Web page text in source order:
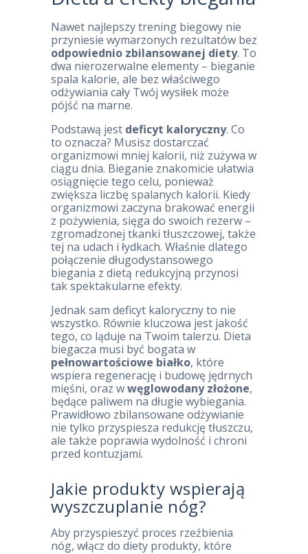
Nawet najlepszy trening biegowy nie
przyniesie wymarzonych rezultatów bez
odpowiednio zbilansowanej diety. To
dwa nierozerwalne elementy – bieganie
spala kalorie, ale bez właściwego
odżywiania cały Twój wysiłek może
pójść na marne.
Podstawą jest deficyt kaloryczny. Co
to oznacza? Musisz dostarczać
organizmowi mniej kalorii, niż zużywa w
ciągu dnia. Bieganie znakomicie ułatwia
osiągnięcie tego celu, ponieważ
zwiększa liczbę spalanych kalorii. Kiedy
organizmowi zaczyna brakować energii
z pożywienia, sięga do swoich rezerw –
zgromadzonej tkanki tłuszczowej, także
tej na udach i łydkach. Właśnie dlatego
połączenie długodystansowego
biegania z dietą redukcyjną przynosi
tak spektakularne efekty.
Jednak sam deficyt kaloryczny to nie
wszystko. Równie kluczowa jest jakość
tego, co ląduje na Twoim talerzu. Dieta
biegacza musi być bogata w
pełnowartościowe białko, które
wspiera regenerację i budowę jędrnych
mięśni, oraz wwęglowodany złożone,
będące paliwem na długie wybiegania.
Prawidłowo zbilansowane odżywianie
nie tylko przyspiesza redukcję tłuszczu,
ale także poprawia wydolność i chroni
przed kontuzjami.
Jakie produkty wspierają
wyszczuplanie nóg?
Aby przyspieszyć proces rzeźbienia
nóg, włącz do diety produkty, które